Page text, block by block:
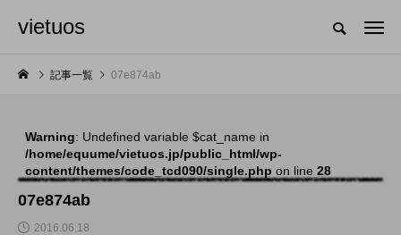
国内のジャグリング情報を収集・整理・発信するメディア
NEW POST
舞台
vietuos
記事一覧 07e874ab
Warning: Undefined variable $cat_name in
/home/equume/vietuos.jp/public_html/wp-
content/themes/code_tcd090/single.php on line 28
07e874ab
2016.06.18